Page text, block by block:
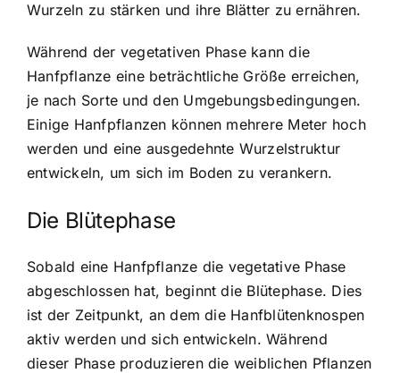
Wurzeln zu stärken und ihre Blätter zu ernähren.
Während der vegetativen Phase kann die
Hanfpflanze eine beträchtliche Größe erreichen,
je nach Sorte und den Umgebungsbedingungen.
Einige Hanfpflanzen können mehrere Meter hoch
werden und eine ausgedehnte Wurzelstruktur
entwickeln, um sich im Boden zu verankern.
Die Blütephase
Sobald eine Hanfpflanze die vegetative Phase
abgeschlossen hat, beginnt die Blütephase. Dies
ist der Zeitpunkt, an dem die Hanfblütenknospen
aktiv werden und sich entwickeln. Während
dieser Phase produzieren die weiblichen Pflanzen